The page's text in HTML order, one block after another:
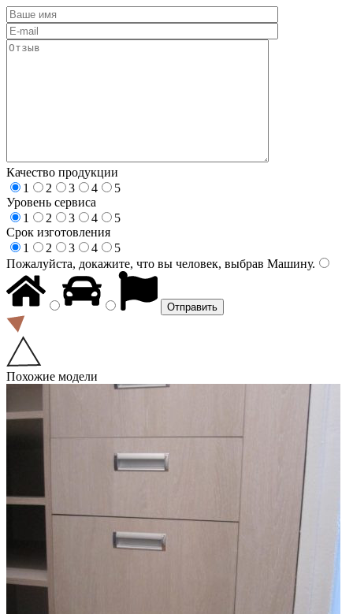
Качество продукции
1
2 3 4
5
Уровень сервиса
1
2 3 4
5
Срок изготовления
1
2 3 4
5
Пожалуйста, докажите, что вы человек, выбрав Машину.
Похожие модели